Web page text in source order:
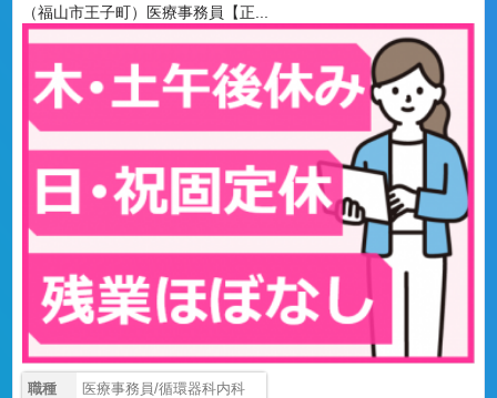
（福山市王子町）医療事務員【正...
職種 医療事務員/循環器科内科